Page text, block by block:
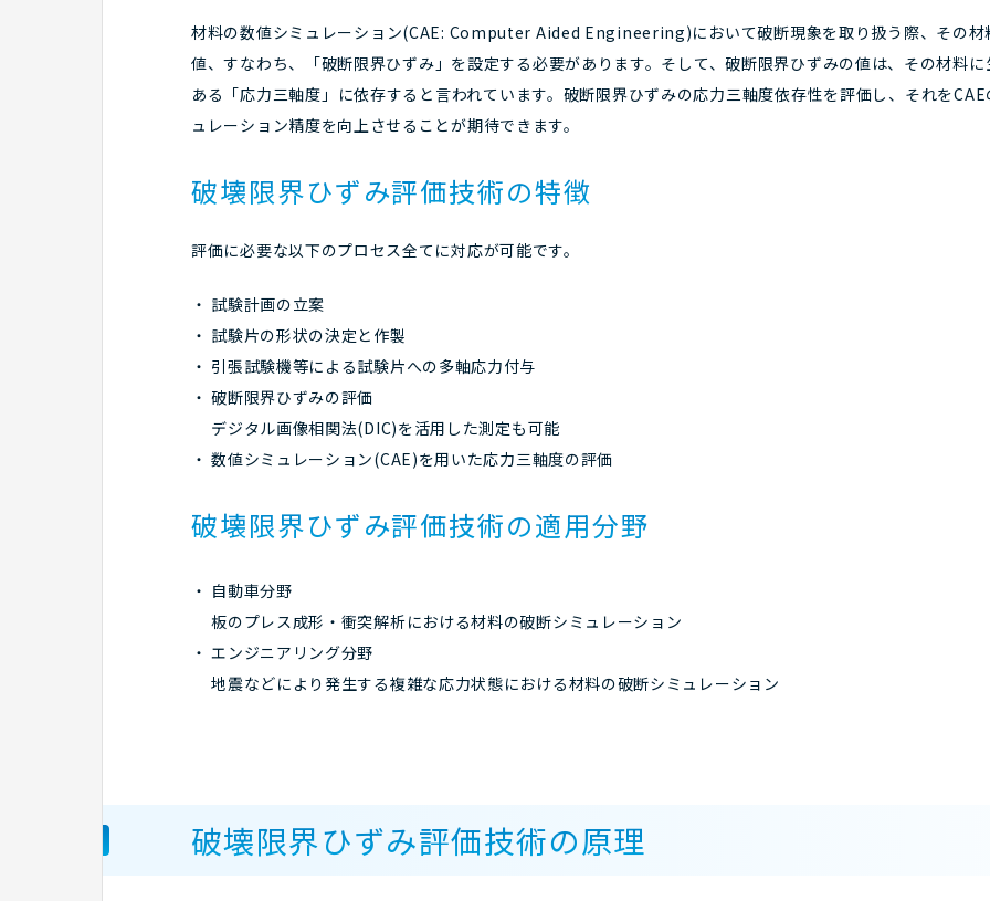
材料の数値シミュレーション(CAE: Computer Aided Engineering)において破断現象を取り扱う際、その材
値、すなわち、「破断限界ひずみ」を設定する必要があります。そして、破断限界ひずみの値は、その材料
ある「応力三軸度」に依存すると言われています。破断限界ひずみの応力三軸度依存性を評価し、それを
ュレーション精度を向上させることが期待できます。
破壊限界ひずみ評価技術の特徴
評価に必要な以下のプロセス全てに対応が可能です。
試験計画の立案
試験片の形状の決定と作製
引張試験機等による試験片への多軸応力付与
破断限界ひずみの評価
デジタル画像相関法(DIC)を活用した測定も可能
数値シミュレーション(CAE)を用いた応力三軸度の評価
破壊限界ひずみ評価技術の適用分野
自動車分野
板のプレス成形・衝突解析における材料の破断シミュレーション
エンジニアリング分野
地震などにより発生する複雑な応力状態における材料の破断シミュレーション
破壊限界ひずみ評価技術の原理